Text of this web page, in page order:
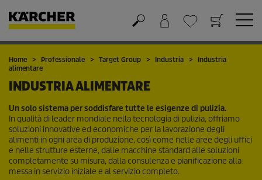
Carrello
Lista dei desideri
Home Professionale Target Group Industria
Industria
alimentare
INDUSTRIA ALIMENTARE
Un solo sistema per soddisfare tutte le esigenze di pulizia.
In qualità di leader mondiale nella tecnologia di pulizia, offriamo
soluzioni innovative ed economiche per la lavorazione degli
alimenti in ogni area di produzione, così come nelle aree degli uffici
e nelle strutture esterne, dalle macchine standard alle soluzioni
completamente su misura, dalla consulenza e pianificazione alla
messa in servizio iniziale e al servizio completo.